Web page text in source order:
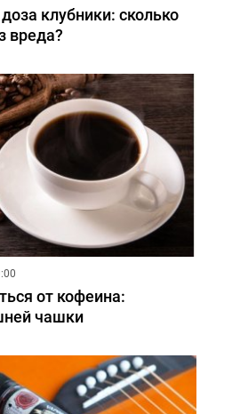
клубники: сколько
вреда?
от кофеина:
чашки